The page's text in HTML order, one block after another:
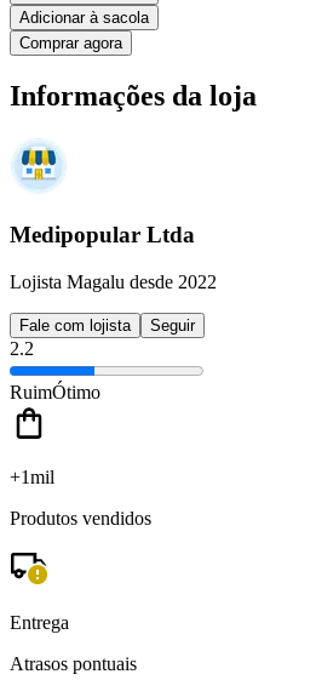
Adicionar à sacola
Comprar agora
Informações da loja
Medipopular Ltda
Lojista Magalu desde 2022
Fale com lojista Seguir
2.2
RuimÓtimo
+1mil
Produtos vendidos
Entrega
Atrasos pontuais